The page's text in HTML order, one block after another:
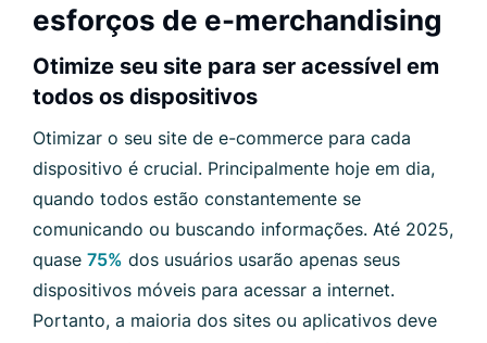
esforços de e-merchandising
Otimize seu site para ser acessível em
todos os dispositivos
Otimizar o seu site de e-commerce para cada
dispositivo é crucial. Principalmente hoje em dia,
quando todos estão constantemente se
comunicando ou buscando informações. Até 2025,
quase 75% dos usuários usarão apenas seus
dispositivos móveis para acessar a internet.
Portanto, a maioria dos sites ou aplicativos deve